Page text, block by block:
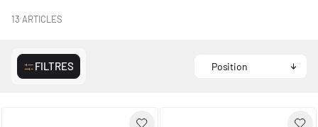
13 ARTICLES
FILTRES